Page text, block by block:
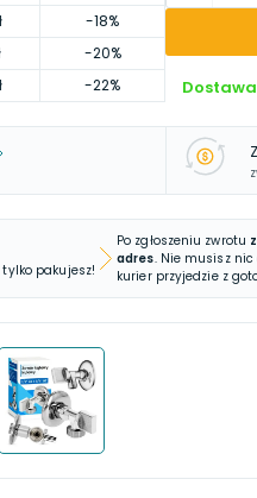
-18%
-20%
-22%
pakujesz!
Po zgłoszeniu zwrotu
adres. Nie musisz
kurier przyjedzie z